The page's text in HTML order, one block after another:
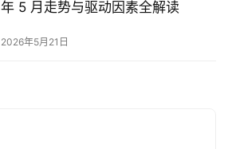
年 5 月走势与驱动因素全解读
2026年5月21日